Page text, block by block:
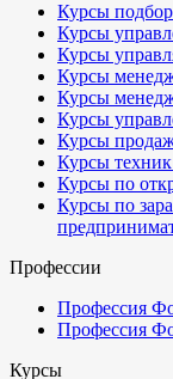
Курсы
Курсы
Курсы
Курсы
Курсы
Курсы
Курсы
Курсы
Курсы по
Курсы по
Профессии
Профессия
Профессия
Курсы